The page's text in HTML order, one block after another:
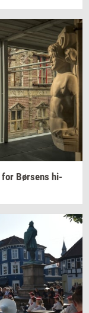
for Bør­sens hi­